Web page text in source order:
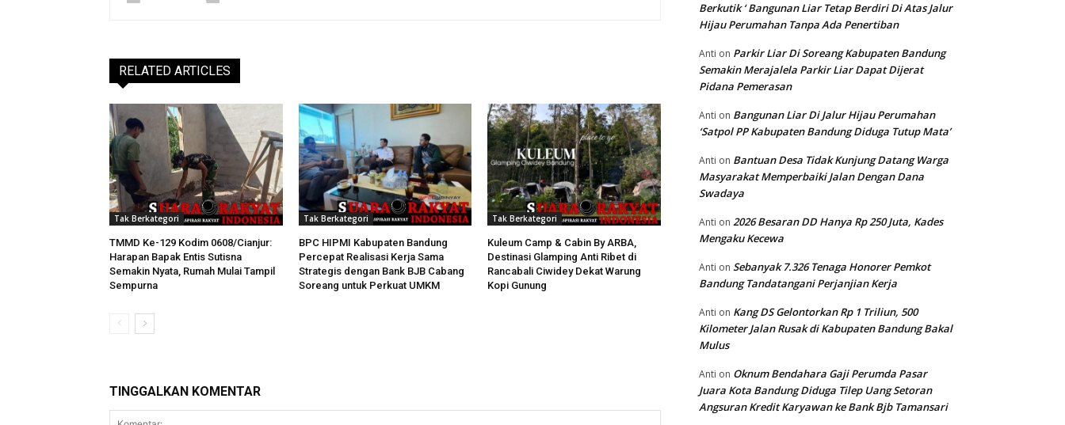
RELATED ARTICLES
Tak Berkategori
TMMD Ke-129 Kodim 0608/Cianjur:
Harapan Bapak Entis Sutisna
Semakin Nyata, Rumah Mulai Tampil
Sempurna
Tak Berkategori
BPC HIPMI Kabupaten Bandung
Percepat Realisasi Kerja Sama
Strategis dengan Bank BJB Cabang
Soreang untuk Perkuat UMKM
Tak Berkategori
Kuleum Camp & Cabin By ARBA,
Destinasi Glamping Anti Ribet di
Rancabali Ciwidey Dekat Warung
Kopi Gunung
TINGGALKAN KOMENTAR
Berkutik ‘ Bangunan Liar Tetap Berdiri Di Atas Jalur
Hijau Perumahan Tanpa Ada Penertiban
Anti on Parkir Liar Di Soreang Kabupaten Bandung
Semakin Merajalela Parkir Liar Dapat Dijerat
Pidana Pemerasan
Anti on Bangunan Liar Di Jalur Hijau Perumahan
‘Satpol PP Kabupaten Bandung Diduga Tutup Mata’
Anti on Bantuan Desa Tidak Kunjung Datang Warga
Masyarakat Memperbaiki Jalan Dengan Dana
Swadaya
Anti on 2026 Besaran DD Hanya Rp 250 Juta, Kades
Mengaku Kecewa
Anti on Sebanyak 7.326 Tenaga Honorer Pemkot
Bandung Tandatangani Perjanjian Kerja
Anti on Kang DS Gelontorkan Rp 1 Triliun, 500
Kilometer Jalan Rusak di Kabupaten Bandung Bakal
Mulus
Anti on Oknum Bendahara Gaji Perumda Pasar
Juara Kota Bandung Diduga Tilep Uang Setoran
Angsuran Kredit Karyawan ke Bank Bjb Tamansari